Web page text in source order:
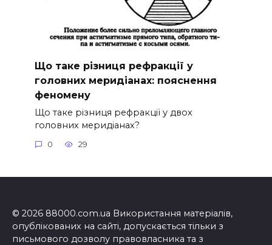
Що таке різниця рефракції у
головних меридіанах: пояснення
феномену
Що таке різниця рефракції у двох
головних меридіанах?
0 29
© 2026 88000.com.ua Використання матеріалів,
опублікованих на сайті, допускається тільки з
письмового дозволу правовласника та з